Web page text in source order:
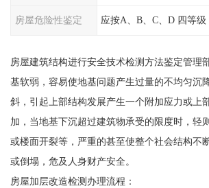
房屋危险性鉴定 应按A、B、C、D 四等级
房屋建筑结构进行安全技术检测方法鉴定管理
基软弱，容易使地基问题产生过量的不均匀沉
斜，引起上部结构发展产生一个附加应力或上
加，当地基下沉超过建筑物承受的限度时，轻
或楼面开裂等，严重的甚至使整个社会结构不
或倒塌，危及人身财产安全。
房屋加层改造检测办理流程：